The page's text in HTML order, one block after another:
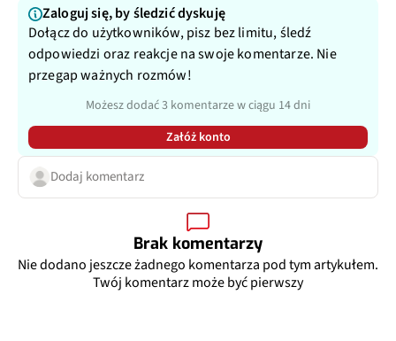
Zaloguj się, by śledzić dyskuję
Dołącz do użytkowników, pisz bez limitu, śledź
odpowiedzi oraz reakcje na swoje komentarze. Nie
przegap ważnych rozmów!
Możesz dodać 3 komentarze w ciągu 14 dni
Załóż konto
Dodaj komentarz
Brak komentarzy
Nie dodano jeszcze żadnego komentarza pod tym artykułem.
Twój komentarz może być pierwszy